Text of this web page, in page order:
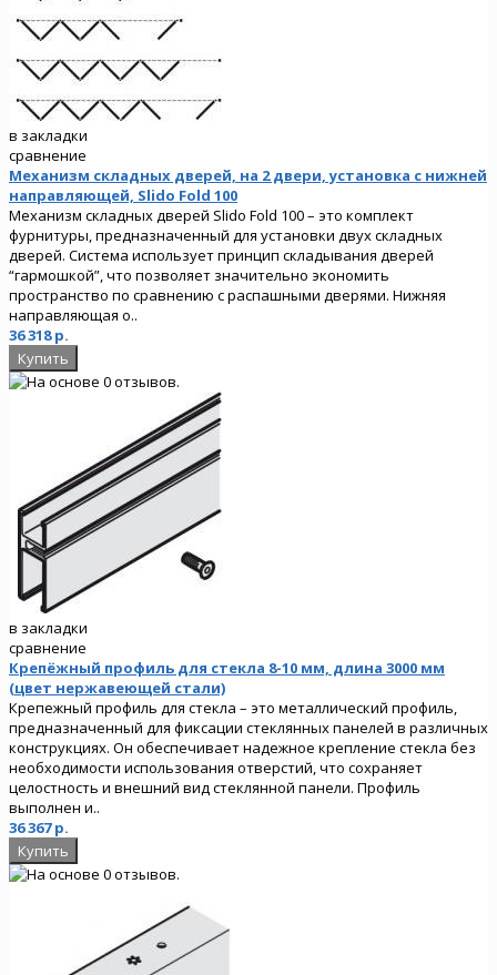
в закладки
сравнение
Механизм складных дверей, на 2 двери, установка с нижней
направляющей, Slido Fold 100
Механизм складных дверей Slido Fold 100 – это комплект
фурнитуры, предназначенный для установки двух складных
дверей. Система использует принцип складывания дверей
“гармошкой”, что позволяет значительно экономить
пространство по сравнению с распашными дверями. Нижняя
направляющая о..
36 318 р.
в закладки
сравнение
Крепёжный профиль для стекла 8-10 мм, длина 3000 мм
(цвет нержавеющей стали)
Крепежный профиль для стекла – это металлический профиль,
предназначенный для фиксации стеклянных панелей в различных
конструкциях. Он обеспечивает надежное крепление стекла без
необходимости использования отверстий, что сохраняет
целостность и внешний вид стеклянной панели. Профиль
выполнен и..
36 367 р.